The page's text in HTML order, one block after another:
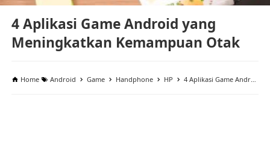
4 Aplikasi Game Android yang
Meningkatkan Kemampuan Otak
Home Android Game Handphone HP 4 Aplikasi Game Android Yang Meningkatkan Kemampuan Otak